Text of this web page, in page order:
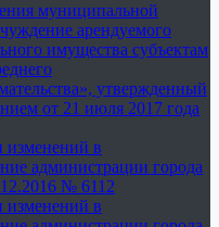
муниципальной
арендуемого
имущества субъектам
утвержденный
от 21 июля 2017 года
изменений в
администрации города
№ 6112
изменений в